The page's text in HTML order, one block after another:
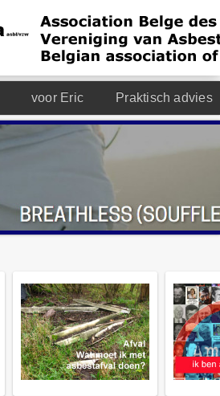
voor Eric Praktisch advies